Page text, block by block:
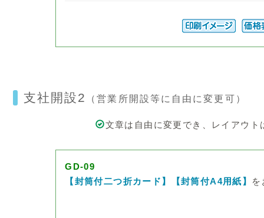
支社開設2 （営業所開設等に自由に変更可）
文章は自由に変更でき、レイアウト
GD-09
【封筒付二つ折カード】【封筒付A4用紙】
を